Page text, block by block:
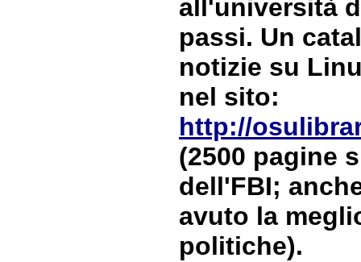
all'università
passi. Un
notizie su
nel sito:
http://
(2500 pagine
dell'FBI;
avuto la
politiche).